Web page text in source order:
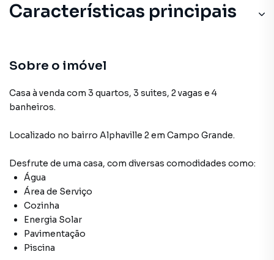
Características principais
Sobre o imóvel
Casa à venda com 3 quartos, 3 suites, 2 vagas e 4
banheiros.
Localizado no bairro Alphaville 2em Campo Grande.
Desfrute de uma casa, com diversas comodidades como:
Água
Área de Serviço
Cozinha
Energia Solar
Pavimentação
Piscina